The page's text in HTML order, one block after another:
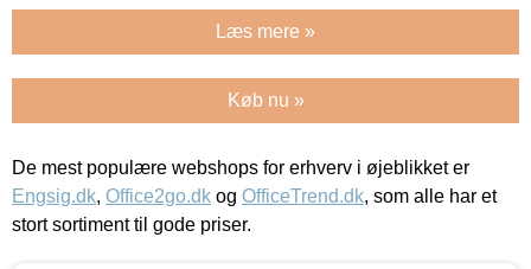
Læs mere »
Køb nu »
De mest populære webshops for erhverv i øjeblikket er
Engsig.dk, Office2go.dk og OfficeTrend.dk, som alle har et
stort sortiment til gode priser.